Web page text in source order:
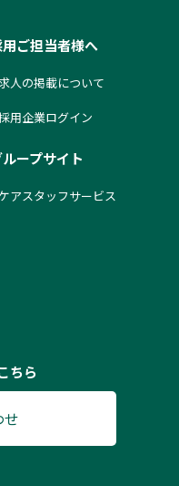
ご担当者様へ
人の掲載について
用企業ログイン
ープサイト
アスタッフサービス
ちら
せ